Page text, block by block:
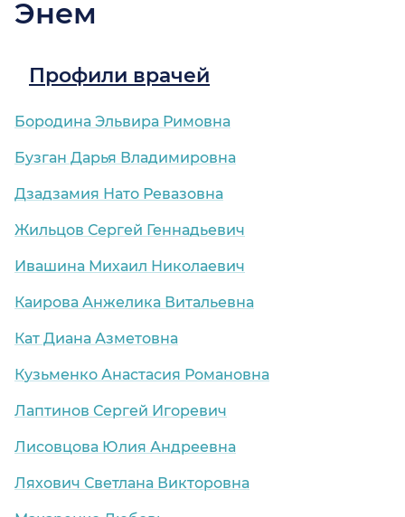
Энем
Профили врачей
Бородина Эльвира Римовна
Бузган Дарья Владимировна
Дзадзамия Нато Ревазовна
Жильцов Сергей Геннадьевич
Ивашина Михаил Николаевич
Каирова Анжелика Витальевна
Кат Диана Азметовна
Кузьменко Анастасия Романовна
Лаптинов Сергей Игоревич
Лисовцова Юлия Андреевна
Ляхович Светлана Викторовна